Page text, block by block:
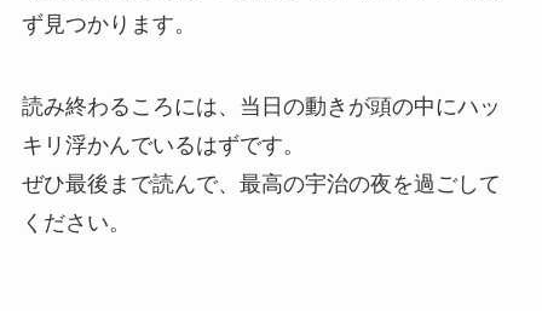
ず見つかります。
読み終わるころには、当日の動きが頭の中にハッ
キリ浮かんでいるはずです。
ぜひ最後まで読んで、最高の宇治の夜を過ごして
ください。